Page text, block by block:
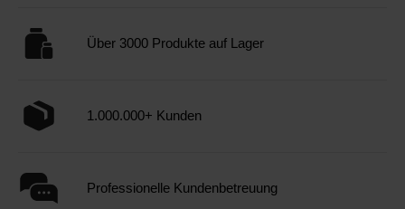
Über 3000 Produkte auf Lager
1.000.000+ Kunden
Professionelle Kundenbetreuung